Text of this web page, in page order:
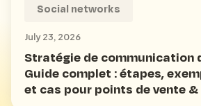
Social networks
July 23, 2026
Stratégie de communication
Guide complet : étapes,
et cas pour points de vente